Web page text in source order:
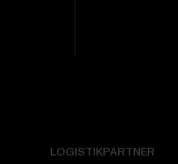
LOGISTIKPARTNER